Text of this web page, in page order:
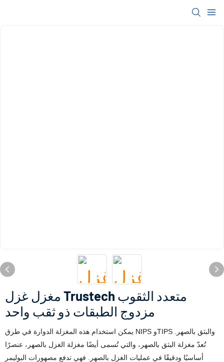
مغزل غزل Trustech متعدد الثقوب
مزدوج الطبقات ذو ثقب واحد
يمكن استخدام هذه المغزلة الدوارة في طرق NIPS وTIPS والبثق بالصهر.
تُعدّ مغزلة البثق بالصهر، والتي تُسمى أيضًا مغزلة الغزل بالصهر، عنصرًا
أساسيًا ودقيقًا في عمليات الغزل بالصهر. فهي تدفع مصهورات البوليمر